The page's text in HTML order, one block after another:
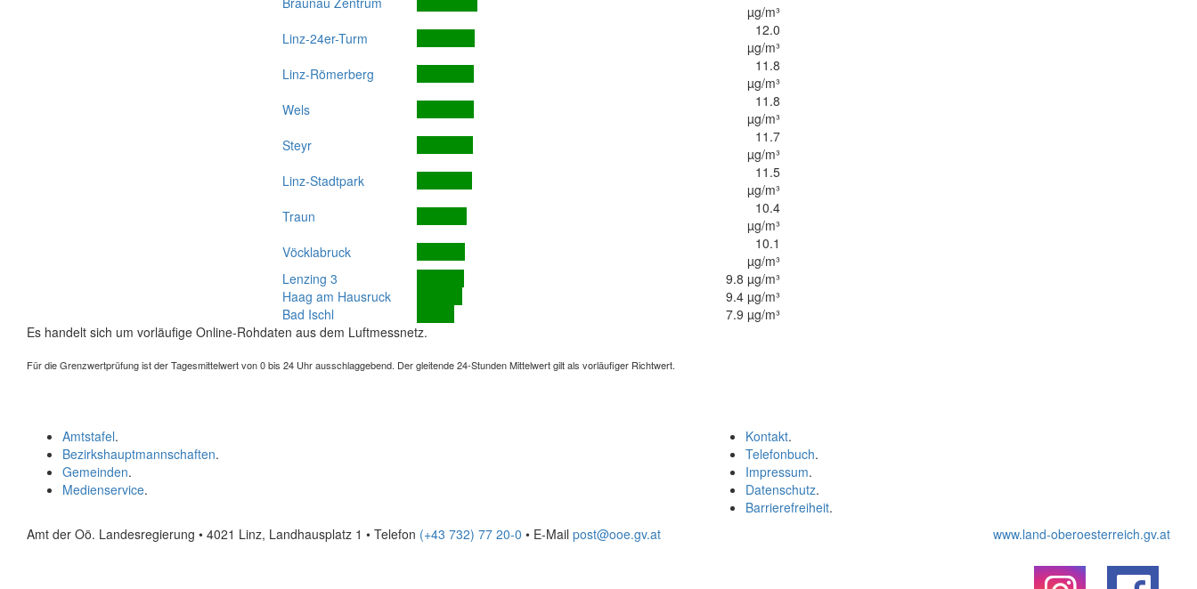
µg/m³
Linz-24er-Turm
12.0
µg/m³
Linz-Römerberg
11.8
µg/m³
Wels
11.8
µg/m³
Steyr
11.7
µg/m³
Linz-Stadtpark
11.5
µg/m³
Traun
10.4
µg/m³
Vöcklabruck
10.1
µg/m³
Lenzing 3
9.8 µg/m³
Haag am Hausruck
9.4 µg/m³
Bad Ischl
7.9 µg/m³
Es handelt sich um vorläufige Online-Rohdaten aus dem Luftmessnetz.
Für die Grenzwertprüfung ist der Tagesmittelwert von 0 bis 24 Uhr ausschlaggebend. Der gleitende 24-Stunden Mittelwert gilt als vorläufiger Richtwert.
Kontakt.
Telefonbuch.
Impressum.
Datenschutz.
Barrierefreiheit.
Amtstafel.
Bezirkshauptmannschaften.
Gemeinden.
Medienservice.
Amt der Oö. Landesregierung • 4021 Linz, Landhausplatz 1 • Telefon (+43 732) 77 20-0 • E-Mail post@ooe.gv.at www.land-oberoesterreich.gv.at